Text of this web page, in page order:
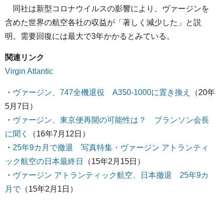
同社は新型コロナウイルスの影響により、ヴァージンを
含めた世界の航空各社の収益が「著しく減少した」と説
明。需要回復には最大で3年かかるとみている。
関連リンク
Virgin Atlantic
・ ヴァージン、747全機退役 A350-1000に置き換え
（20年
5月7日）
・ ヴァージン、東京便再開の可能性は？ ブランソン会長
に聞く
（16年7月12日）
・ 25年9カ月で撤退 写真特集・ヴァージン アトランティ
ック航空の日本最終日
（15年2月15日）
・ ヴァージン アトランティック航空、日本撤退 25年9カ
月で（15年2月1日）